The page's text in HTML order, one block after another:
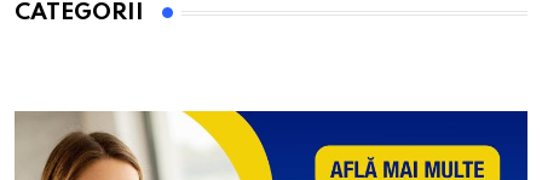
CATEGORII